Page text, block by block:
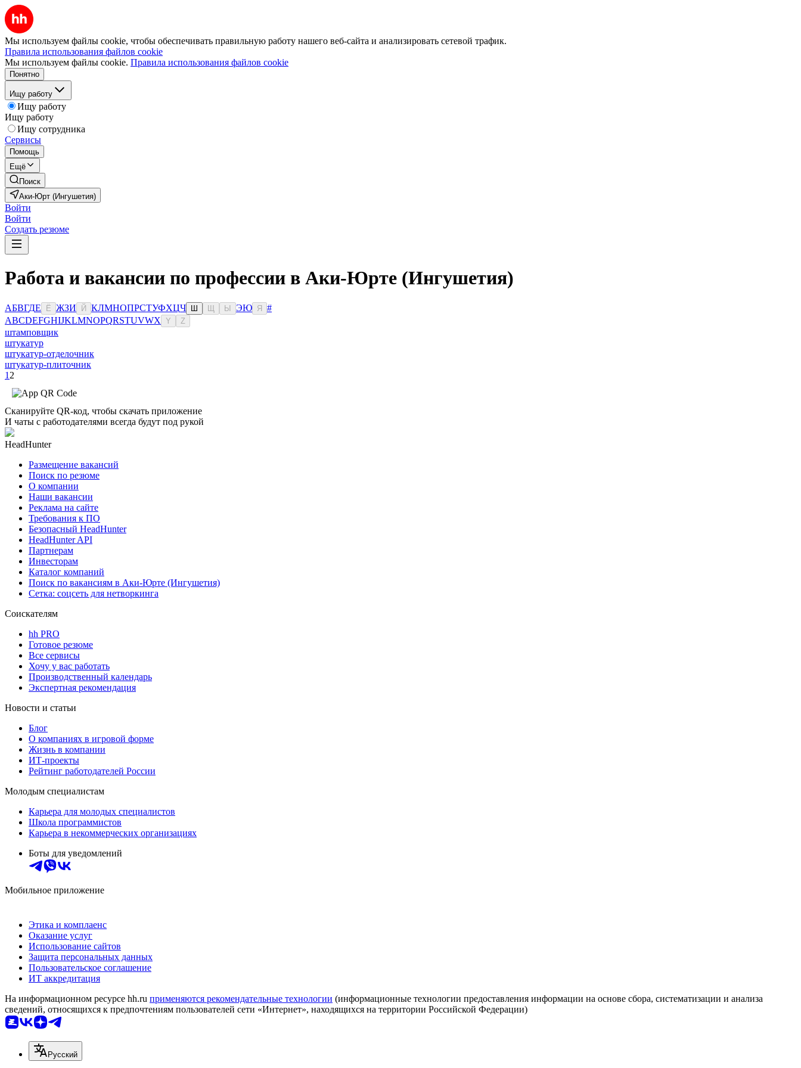
Мы используем файлы cookie, чтобы обеспечивать правильную работу нашего веб-сайта и анализировать сетевой трафик.
Правила использования файлов cookie
Мы используем файлы cookie. Правила использования файлов cookie
Понятно
Ищу работу
Ищу работу
Ищу работу
Ищу сотрудника
Сервисы
Помощь
Ещё
Поиск
Аки-Юрт (Ингушетия)
Войти
Войти
Создать резюме
Работа и вакансии по профессии в Аки-Юрте (Ингушетия)
АБВГДЕ Ё ЖЗИ Й КЛМНОПРСТУФХЦЧ Ы ЭЮ Я
#
ABCDEFGHIJKLMNOPQRSTUVWX Y Z
штамповщик
штукатур
штукатур-отделочник
штукатур-плиточник
1 2
Сканируйте QR-код, чтобы скачать приложение
И чаты с работодателями всегда будут под рукой
HeadHunter
Размещение вакансий
Поиск по резюме
О компании
Наши вакансии
Реклама на сайте
Требования к ПО
Безопасный HeadHunter
HeadHunter API
Партнерам
Инвесторам
Каталог компаний
Поиск по вакансиям в Аки-Юрте (Ингушетия)
Сетка: соцсеть для нетворкинга
Соискателям
hh PRO
Готовое резюме
Все сервисы
Хочу у вас работать
Производственный календарь
Экспертная рекомендация
Новости и статьи
Блог
О компаниях в игровой форме
Жизнь в компании
ИТ-проекты
Рейтинг работодателей России
Молодым специалистам
Карьера для молодых специалистов
Школа программистов
Карьера в некоммерческих организациях
Боты для уведомлений
Мобильное приложение
Этика и комплаенс
Оказание услуг
Использование сайтов
Защита персональных данных
Пользовательское соглашение
ИТ аккредитация
На информационном ресурсе hh.ru применяются рекомендательные технологии (информационные технологии предоставления информации на основе сбора, систематизации и анализа
сведений, относящихся к предпочтениям пользователей сети «Интернет», находящихся на территории Российской Федерации)
Русский